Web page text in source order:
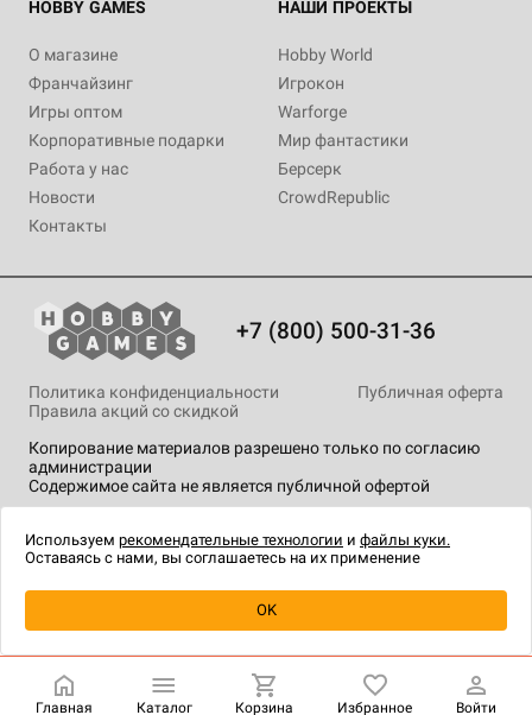
Уведомить о наличии
HOBBY GAMES
О магазине
Франчайзинг
Игры оптом
Корпоративные подарки
Работа у нас
Новости
Контакты
НАШИ ПРОЕКТЫ
Hobby World
Игрокон
Warforge
Мир фантастики
Берсерк
CrowdRepublic
+7 (800) 500-31-36
Копирование материалов разрешено только по согласию
администрации
Содержимое сайта не является публичной офертой
Политика конфиденциальности
Публичная оферта
Правила акций со скидкой
технологии.
Главная Каталог Корзина Избранное Войти
Используем рекомендательные технологии и файлы куки.
Оставаясь с нами, вы соглашаетесь на их применение
OK